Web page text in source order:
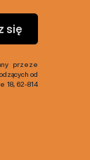
się
przeze
od
18, 62-814